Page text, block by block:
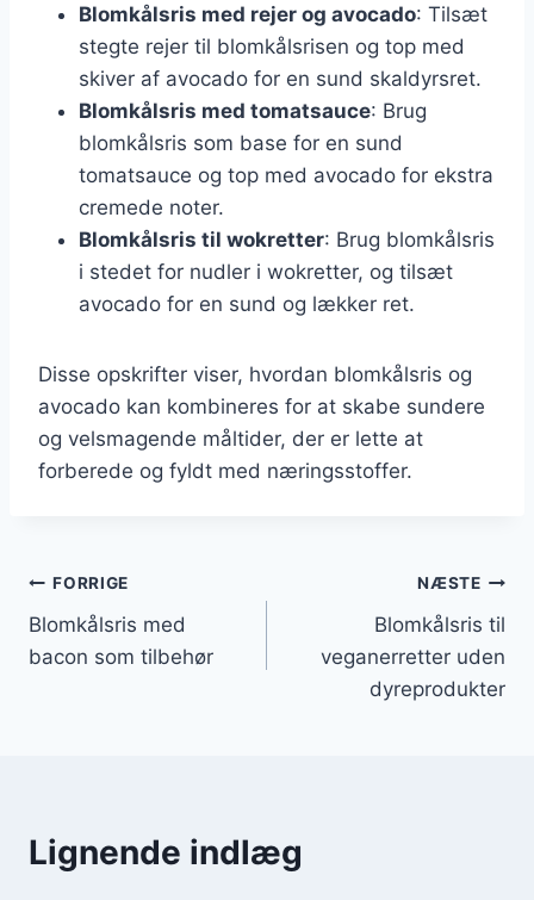
Blomkålsris med rejer og avocado: Tilsæt
stegte rejer til blomkålsrisen og top med
skiver af avocado for en sund skaldyrsret.
Blomkålsris med tomatsauce: Brug
blomkålsris som base for en sund
tomatsauce og top med avocado for ekstra
cremede noter.
Blomkålsris til wokretter: Brug blomkålsris
i stedet for nudler i wokretter, og tilsæt
avocado for en sund og lækker ret.
Disse opskrifter viser, hvordan blomkålsris og
avocado kan kombineres for at skabe sundere
og velsmagende måltider, der er lette at
forberede og fyldt med næringsstoffer.
Indlægsnavigation
FORRIGE
Blomkålsris med
bacon som tilbehør
NÆSTE
Blomkålsris til
veganerretter uden
dyreprodukter
Lignende indlæg